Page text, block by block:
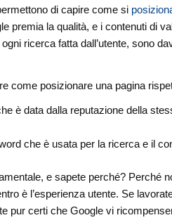
di capire come si
premia la qualità, e i contenuti di
ricerca fatta dall’utente, sono
come posizionare una pagina
è data dalla reputazione della
che è usata per la ricerca e il
e sapete perché? Perché
è l’esperienza utente. Se
pur certi che Google vi